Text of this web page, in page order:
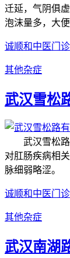
迁延，气阴俱
泡沫量多，大
诚顺和中医门诊
其他杂症
武汉雪松
武汉雪松路有
对肛肠疾病相
脉细弱略涩。
诚顺和中医门诊
其他杂症
武汉南湖